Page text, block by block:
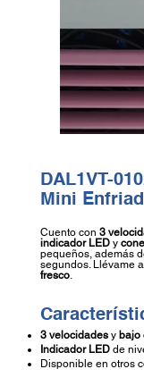
DAL1VT-
Mini
Cuento con3
indicador LED y
pequeños, además
segundos. Llévame
fresco
3 velocidades ybajo
Indicador LEDde
Disponible en otros